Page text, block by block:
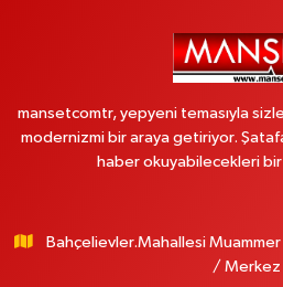
mansetcomtr, yepyeni temasıyla
modernizmi bir araya getiriyor.
haber okuyabilecekleri bir
Bahçelievler.Mahallesi
/ Merkez